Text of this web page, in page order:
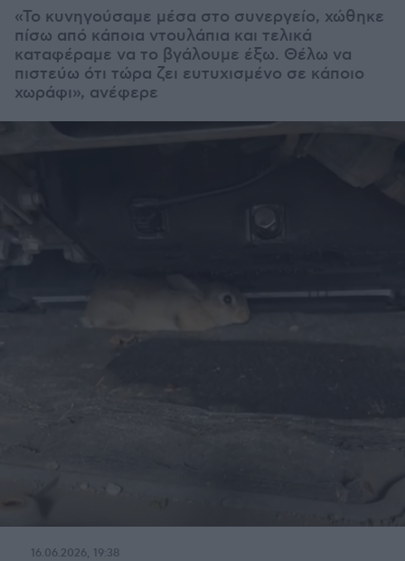
«Το κυνηγούσαμε μέσα στο συνεργείο, χώθηκε
πίσω από κάποια ντουλάπια και τελικά
καταφέραμε να το βγάλουμε έξω. Θέλω να
πιστεύω ότι τώρα ζει ευτυχισμένο σε κάποιο
χωράφι», ανέφερε
16.06.2026, 19:38